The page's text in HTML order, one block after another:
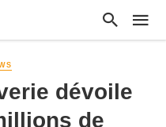
dévoile
de